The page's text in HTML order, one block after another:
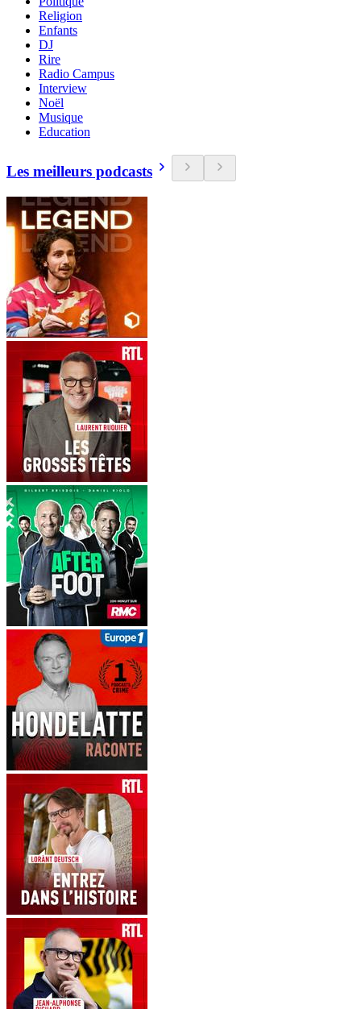
Religion
Enfants
DJ
Rire
Radio Campus
Interview
Noël
Musique
Education
Les meilleurs podcasts